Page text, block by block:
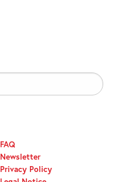
FAQ
Newsletter
Privacy Policy